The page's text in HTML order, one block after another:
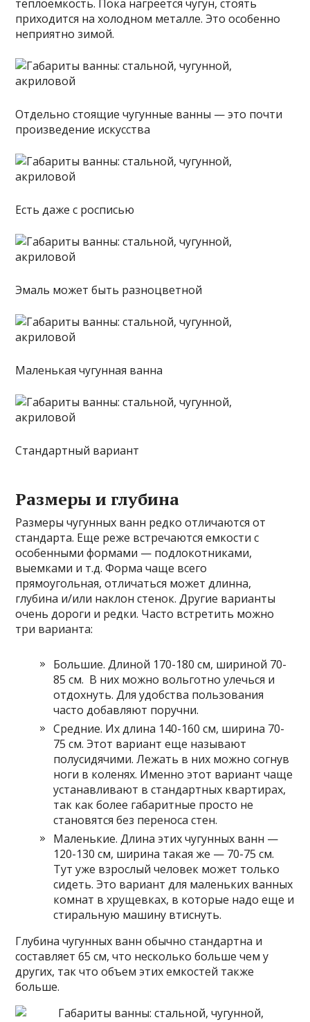
теплоемкость. Пока нагреется чугун, стоять
приходится на холодном металле. Это особенно
неприятно зимой.
Отдельно стоящие чугунные ванны — это почти
произведение искусства
Есть даже с росписью
Эмаль может быть разноцветной
Маленькая чугунная ванна
Стандартный вариант
Размеры и глубина
Размеры чугунных ванн редко отличаются от
стандарта. Еще реже встречаются емкости с
особенными формами — подлокотниками,
выемками и т.д. Форма чаще всего
прямоугольная, отличаться может длинна,
глубина и/или наклон стенок. Другие варианты
очень дороги и редки. Часто встретить можно
три варианта:
Большие. Длиной 170-180 см, шириной 70-
85 см. В них можно вольготно улечься и
отдохнуть. Для удобства пользования
часто добавляют поручни.
Средние. Их длина 140-160 см, ширина 70-
75 см. Этот вариант еще называют
полусидячими. Лежать в них можно согнув
ноги в коленях. Именно этот вариант чаще
устанавливают в стандартных квартирах,
так как более габаритные просто не
становятся без переноса стен.
Маленькие. Длина этих чугунных ванн —
120-130 см, ширина такая же — 70-75 см.
Тут уже взрослый человек может только
сидеть. Это вариант для маленьких ванных
комнат в хрущевках, в которые надо еще и
стиральную машину втиснуть.
Глубина чугунных ванн обычно стандартна и
составляет 65 см, что несколько больше чем у
других, так что объем этих емкостей также
больше.